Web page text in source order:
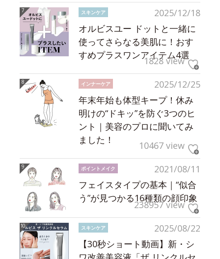
2025/12/18
スキンケア
オルビスユー ドットと一緒に
使ってさらなる美肌に！おす
すめプラスワンアイテム4選
1828 view
2025/12/25
インナーケア
年末年始も体型キープ！休み
明けの“ドキッ”を防ぐ3つのヒ
ント｜美容のプロに聞いてみ
ました！
10467 view
2021/08/11
ポイントメイク
フェイスタイプの基本｜“似合
う”が見つかる16種類の顔印象
238957 view
2025/08/22
スキンケア
【30秒ショート動画】新・シ